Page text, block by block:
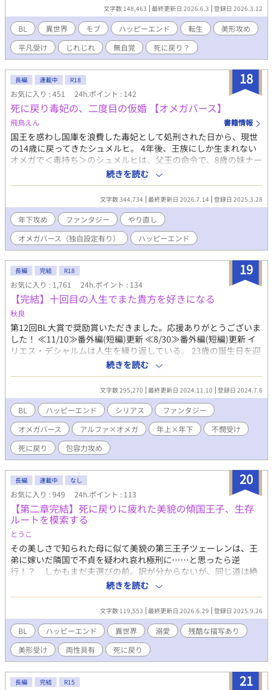
原作では不憫な主人公として死に戻るはずのリカルドなのに、美
形で自信満々な逞しい騎士に成長して、なぜか僕を追いかけてく
る。 本来の攻めも、なんだか様子がおかしいし。 だから、僕はリ
カルドに別れを告げて――。 自惚れリカルド × 鈍感なモブ転生
者アーロン 果たして死に戻りは回避できるのか？ じれったくも切
ないふたりの恋は加速する。 ………………… 《転生した原作BL
漫画『死に戻った疎まれ令息は、逃げられない』のあらすじ》 主
人公リカルドは王命により辺境伯ルシオと結婚することになり、
婚姻した初夜に「お前を愛することはない」と告げられる。 辺境
伯の邸で疎まれた伴侶としての生活がはじまった。しかしリカル
ドは、15歳のときに魔法動物の暴走により馬車ごと崖から落下し
て魔力を失い、実父に疎まれて育ったため、どんなに冷遇されて
も帰る場所がない。ここで耐えるしかなかった。 ルシオの従兄弟
ミゲルにより虚偽の嫌がらせを受け、リカルドは癇癪持ちの我儘
だという間違った評価をされてしまう。陰湿な虐めにあいなが
ら、ルシオには誤解されたまま一年が経った、ある日。池に落と
される。その結果、人知れずあっけなく命を落とす。やはり、愛
されることはなかったな、と自分の人生を悲嘆しながら。 ところ
が、ようやくリカルドの境遇を知ったルシオは、自身の過ちに愕
然とする。死んでしまってからの後悔では遅い。もっと早く気づ
くべきだ。 ルシオは王家の禁忌の時空魔法を駆使して、リカルド
を死に戻りさせる。 ＊性描写は最後の最後にあります。 お気に入
り、ハート、感想ありがとうございます！ タイトル変更しまし
た。死に戻り小説→死に戻り漫画に変更しました。
文字数 148,463 最終更新日 2026.6.3 登録日 2026.3.12
BL 異世界 モブ ハッピーエンド 転生
美形攻め
平凡受け
じれじれ 無自覚 死に戻り？
18
長編 連載中 R18
お気に入り : 451 24h.ポイント : 142
死に戻り毒妃の、二度目の仮婚 【オメガバース】
飛鳥えん 書籍情報
国王を惑わし国庫を浪費した毒妃として処刑された日から、現世
の14歳に戻ってきたシュメルヒ。 4年後、王族にしか生まれない
オメガで＜毒持ち＞のシュメルヒは、父王の命令で、8歳の妹ナー
シャ王女の許嫁のもとへ、成長するまでの中継ぎの仮妃として輿
入れする。それは前世の運命をなぞるものだった。 許嫁のヨアン
は14歳。後に暗君として幽閉される。 二度目の人生を送り始めた
シュメルヒは、妹のため、祖国のため、そして処刑を免れるた
め、ヨアンを支えることにしたが、彼の＜悪い気の病＞には不審
な点があり……。 一方シュメルヒ自身も、＜毒持ち＞であるがゆ
えか、これまで発情（ヒート）を経験したことがない不完全な王
族のオメガであるという負い目を抱えていた。 ＜未来の妹の夫＞
にふさわしく成長して欲しいシュメルヒと、人間離れした美貌と
澄ました表情に反して、寂しがり屋で世間知らず、やや情緒未発
達な仮妃を愛するようになっていく年下皇帝のすれ違いラブスト
ーリー。（最初の頃の攻は受を嫌っていて態度が悪いのでご注意
くださいませ） ～8/22更新 前編終了～
続きを読む
文字数 344,734 最終更新日 2026.7.14 登録日 2025.3.28
年下攻め ファンタジー
やり直し
オメガバース（独自設定有り）
ハッピーエンド
19
長編 完結 R18
お気に入り : 1,761 24h.ポイント : 134
【完結】十回目の人生でまた貴方を好きになる
秋良
第12回BL大賞で奨励賞いただきました。応援ありがとうございま
した！ ≪11/10≫番外編(短編)更新 ≪8/30≫番外編(短編)更新 イ
リエス・デシャルムは人生を繰り返している。 23歳の誕生日を迎
えてからひと月後に命を落としたはずなのに、次に目覚めると必
ず14歳の誕生日へと戻っている。何度死のうと、どうやって命を
絶たれようとも、必ず人生は戻ってしまう。それを幾度も幾度も
繰り返して、ついに10回目となった。理由はわからない。原因も
わからない。 死んでは戻り、また人生を繰り返す。オメガとして
家族に虐げられ、ひどい折檻を受けるあの日々を……。 イリエス
には想い人がいた。 〈一度目〉の人生で一目で心を奪われたクラ
ヴリー公爵家の次男、ディオン・クラヴリーだ。 自分の家族と違
って、優しく明るく穏やかに接してくれるディオンに、イリエス
している。だから何度となく繰り返す人生のなかで彼のことは諦
めた。諦めないとやっていけなかった。 だから、彼のことはただ
遠くで想っていられれば、それでよかった。 彼の幸せを、彼の知
らぬところで想い続けていれば、ただそれだけでよかったのだ。
しかし、運命は残酷だ。 〈10回目〉の人生を迎えたイリエスの不
可思議な運命の歯車は、イリエスの想いに逆らうように、ついに
回り始めた——。 【CP】 スパダリ系美形の公爵家次男α(16-2x
歳)×家族に虐げられている不憫な侯爵家次男Ω(14-2x歳) 【注意・
その他】 ・サブタイトルに * ＝R18シーンあり(軽め含む) ・サブ
タイトルに # ＝残酷描写あり ・オメガバースで、独自解釈、独自
設定を含みます。 ・男性妊娠の概念を含みますが、登場人物は妊
娠しません。 ・いわゆる「死に戻り」ネタなので、受けの死に関
する描写があります。 ・受けの自慰シーンがあります。 ・受けが
攻め以外に性的暴行を受けるシーンがあります。 ・攻めと受けの
R18シーンまではやや遠めです。 ・受けがとても不憫な目に遭い
続けますが最後はハッピーエンドです。 ・本編：約26万字、全63
話 + 番外編 ・ムーンライトノベルスさんにも投稿しています。
続きを読む
文字数 295,270 最終更新日 2024.11.10 登録日 2024.7.6
BL ハッピーエンド シリアス
ファンタジー
オメガバース
アルファ×オメガ 年上×年下
不憫受け
死に戻り
包容力攻め
20
長編 連載中 なし
お気に入り : 949 24h.ポイント : 113
【第二章完結】死に戻りに疲れた美貌の傾国王子、生存
ルートを模索する
とうこ
その美しさで知られた母に似て美貌の第三王子ツェーレンは、王
弟に嫁いだ隣国で不貞を疑われ哀れ極刑に……と思ったら逆
行！？ しかもまだ夫選びの前。訳が分からないが、同じ道は絶
対に御免だ。 「隣国以外でお願いします！」 死を回避する為に選
んだ先々でもバラエティ豊かにkillされ続け、巻き戻り続けるツェ
ーレン。これが最後と十二回目の夫となったのは、有名特殊な一
族の三男、天才魔術師アレスター。 彼は婚姻を拒絶するが、ツェ
ーレンが呪いを受けていると言い解呪を約束する。 いじられ体質
の情けない末っ子天才魔術師×素直前向きな呪われ美形王子。 転
移日本人を祖に持つグレイシア三兄弟、三男アレスターの物語。
小説家になろう様にも掲載しております。 ※本編完結。ぼちぼ
ち番外編を投稿していきます。
続きを読む
文字数 119,553 最終更新日 2026.6.29 登録日 2025.9.26
BL ハッピーエンド 異世界 溺愛
残酷な描写あり
美形受け
両性具有 死に戻り
21
長編 完結 R15